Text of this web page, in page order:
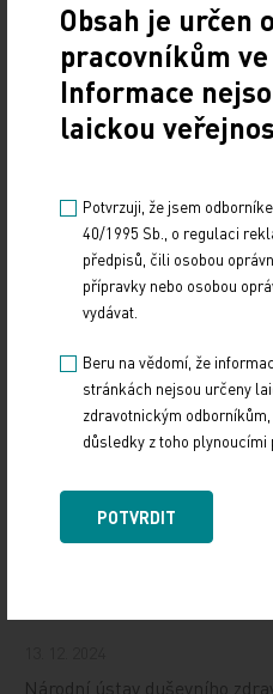
19. světový kongres
(CONy)
10. 3. 2025
19. světový kongres
Vystavování ePoukazů
17. 12. 2024
Dnešní Poradna přináší
ePoukaz, kde ho lze uplatnit
při jeho předání pacientovi.
Národní ústav duševního
Obsah je určen
pracovníkům
Informace
laickou
Potvrzuji, že jsem
40/1995 Sb., o regulaci
předpisů, čili osobou
přípravky nebo osobou
vydávat.
Beru na vědomí, že
stránkách nejsou určeny
zdravotnickým
důsledky z toho plynoucími
POTVRDIT